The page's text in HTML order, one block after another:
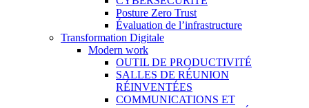
Posture Zero Trust
Évaluation de l’infrastructure
Transformation Digitale
Modern work
OUTIL DE PRODUCTIVITÉ
SALLES DE RÉUNION
RÉINVENTÉES
COMMUNICATIONS ET